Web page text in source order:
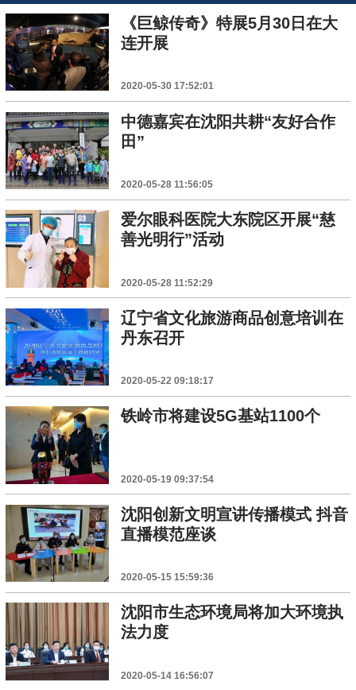
《巨鲸传奇》特展5月30日在大
连开展
2020-05-30 17:52:01
中德嘉宾在沈阳共耕“友好合作
田”
2020-05-28 11:56:05
爱尔眼科医院大东院区开展“慈
善光明行”活动
2020-05-28 11:52:29
辽宁省文化旅游商品创意培训在
丹东召开
2020-05-22 09:18:17
铁岭市将建设5G基站1100个
2020-05-19 09:37:54
沈阳创新文明宣讲传播模式 抖音
直播模范座谈
2020-05-15 15:59:36
沈阳市生态环境局将加大环境执
法力度
2020-05-14 16:56:07